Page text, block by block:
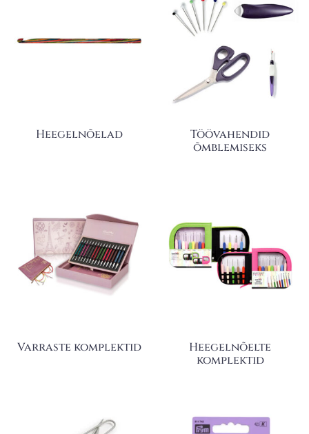
Heegelnõelad
Töövahendid
õmblemiseks
Varraste komplektid
Heegelnõelte
komplektid